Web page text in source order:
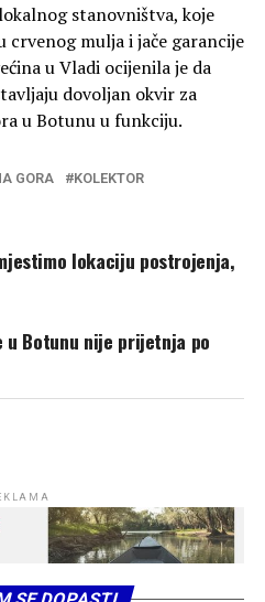
stanovništva, koje
crvenog mulja i jače garancije
u Vladi ocijenila je da
dovoljan okvir za
u Botunu u funkciju.
GORA
KOLEKTOR
lokaciju postrojenja,
u Botunu nije prijetnja po